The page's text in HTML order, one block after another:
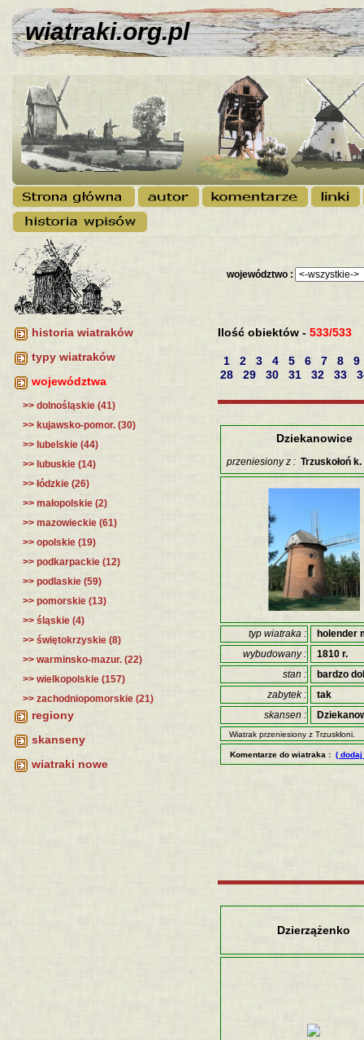
wiatraki.org.pl
historia wiatraków
typy wiatraków
województwa
>> dolnośląskie (41)
>> kujawsko-pomor. (30)
>> lubelskie (44)
>> lubuskie (14)
>> łódzkie (26)
>> małopolskie (2)
>> mazowieckie (61)
>> opolskie (19)
>> podkarpackie (12)
>> podlaskie (59)
>> pomorskie (13)
>> śląskie (4)
>> świętokrzyskie (8)
>> warminsko-mazur. (22)
>> wielkopolskie (157)
>> zachodniopomorskie (21)
regiony
skanseny
wiatraki nowe
województwo :
Ilość obiektów - 533/533
1 2 3 4 5 6 7 8
9
28
29 30 31 32 33
Dziekanowice
przeniesiony z : Trzuskołoń
typ wiatraka :
holender
wybudowany :
1810 r.
stan :
bardzo
zabytek :
tak
skansen :
Wiatrak przeniesiony z Trzuskłoni.
Komentarze do wiatraka : (
Dzierzążenko